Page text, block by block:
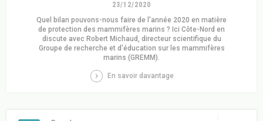
23/12/2020
Quel bilan pouvons-nous faire de l'année 2020 en matière
de protection des mammifères marins ? Ici Côte-Nord en
discute avec Robert Michaud, directeur scientifique du
Groupe de recherche et d'éducation sur les mammifères
marins (GREMM).
En savoir davantage